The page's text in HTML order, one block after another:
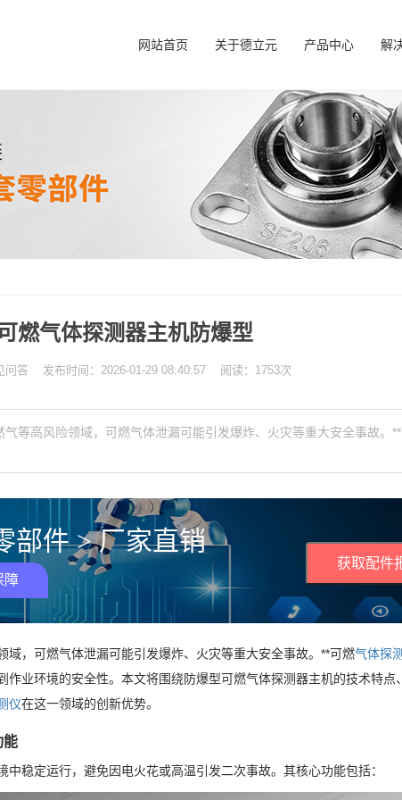
网站首页 关于德立元 产品中心 解
燃气体探测器主机防爆型
问答 发布时间：2026-01-29 08:40:57 阅读：1753次
等高风险领域，可燃气体泄漏可能引发爆炸、火灾等重大安全事故。**
部件 > 厂家直销
障
获取配件
域，可燃气体泄漏可能引发爆炸、火灾等重大安全事故。**可燃气体探
作业环境的安全性。本文将围绕防爆型可燃气体探测器主机的技术特点
仪在这一领域的创新优势。
能
稳定运行，避免因电火花或高温引发二次事故。其核心功能包括：